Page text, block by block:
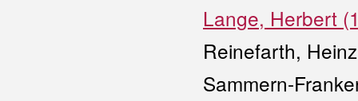
Lange, Herbert
Reinefarth,
Sammern-